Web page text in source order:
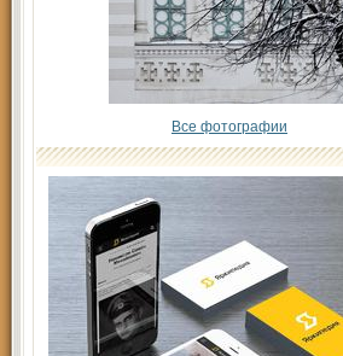
Все фотографии